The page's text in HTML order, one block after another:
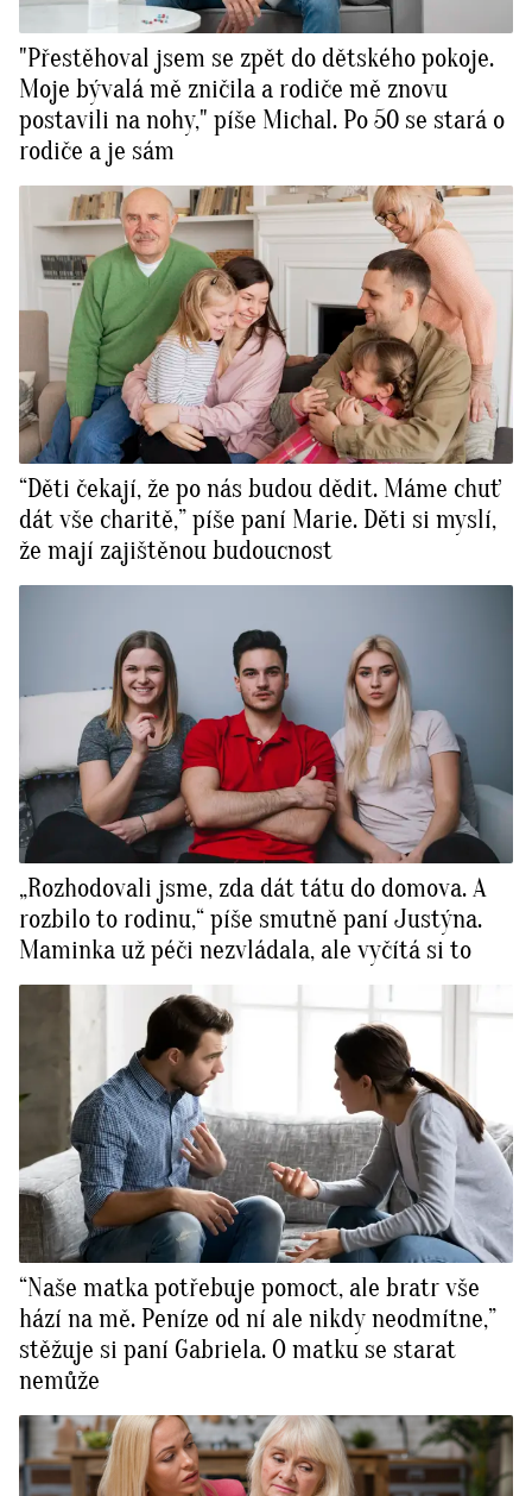
"Přestěhoval jsem se zpět do dětského pokoje.
Moje bývalá mě zničila a rodiče mě znovu
postavili na nohy," píše Michal. Po 50 se stará o
rodiče a je sám
“Děti čekají, že po nás budou dědit. Máme chuť
dát vše charitě,” píše paní Marie. Děti si myslí,
že mají zajištěnou budoucnost
„Rozhodovali jsme, zda dát tátu do domova. A
rozbilo to rodinu,“ píše smutně paní Justýna.
Maminka už péči nezvládala, ale vyčítá si to
“Naše matka potřebuje pomoct, ale bratr vše
hází na mě. Peníze od ní ale nikdy neodmítne,”
stěžuje si paní Gabriela. O matku se starat
nemůže